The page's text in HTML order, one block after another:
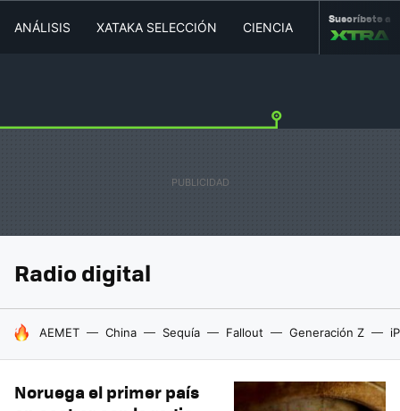
ANÁLISIS XATAKA SELECCIÓN CIENCIA MOVILIDAD
Suscríbete a
Radio digital
HOY SE HABLA DE
AEMET China Sequía Fallout Generación Z
Noruega el primer país